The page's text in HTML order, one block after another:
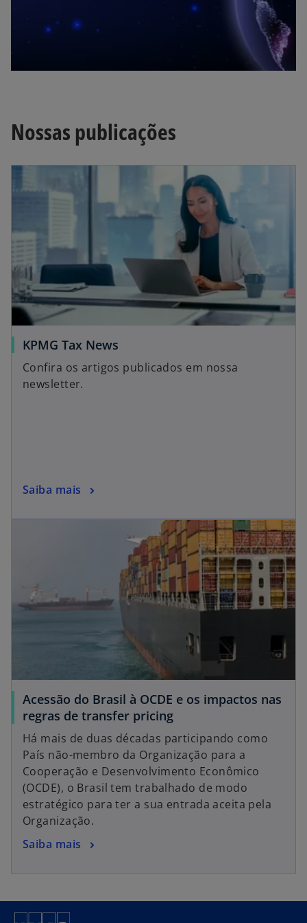
Nossas publicações
KPMG Tax News
Confira os artigos publicados em nossa
newsletter.
Saiba mais
Acessão do Brasil à OCDE e os impactos nas
regras de transfer pricinga
r
e
e
m
u
Há mais de duas décadas participando como
País não-membro da Organização para a
Cooperação e Desenvolvimento Econômico
(OCDE), o Brasil tem trabalhado de modo
estratégico para ter a sua entrada aceita pela
Organização.
Saiba mais
a
r
e
abre em uma nova guia